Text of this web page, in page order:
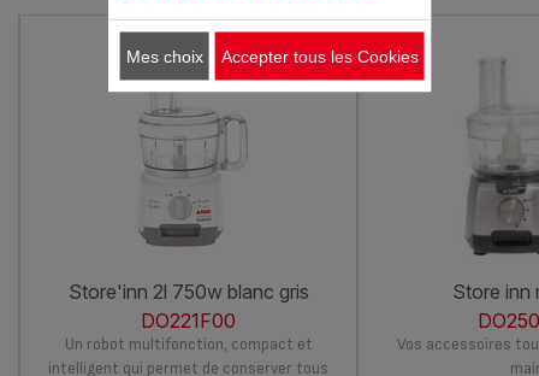
store'inn 2l 750w blanc gris
DO221F00
Un robot multifonction, compact et
intelligent qui permet de conserver tous
store
Vos accessoires
Mes choix Accepter tous les Cookies